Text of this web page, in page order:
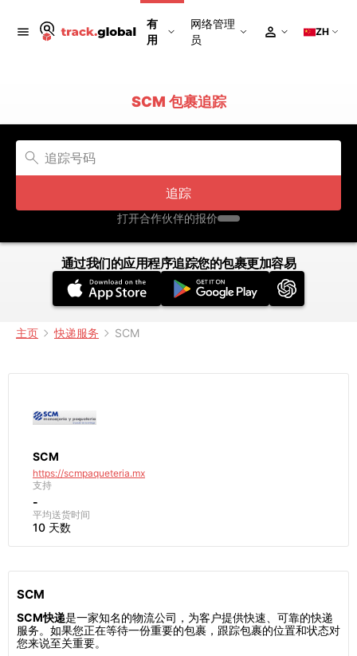
有
用
网络管理
员
ZH
SCM 包裹追踪
追踪
打开合作伙伴的报价
通过我们的应用程序追踪您的包裹更加容易
主页 快递服务 SCM
SCM
https://scmpaqueteria.mx
支持
-
平均送货时间
10 天数
SCM
SCM快递是一家知名的物流公司，为客户提供快速、可靠的快递
服务。如果您正在等待一份重要的包裹，跟踪包裹的位置和状态对
您来说至关重要。